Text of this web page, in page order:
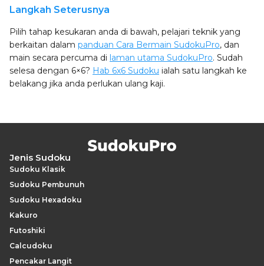
Langkah Seterusnya
Pilih tahap kesukaran anda di bawah, pelajari teknik yang
berkaitan dalam panduan Cara Bermain SudokuPro, dan
main secara percuma di laman utama SudokuPro. Sudah
selesa dengan 6×6? Hab 6x6 Sudoku ialah satu langkah ke
belakang jika anda perlukan ulang kaji.
Jenis Sudoku
Sudoku Klasik
Sudoku Pembunuh
Sudoku Hexadoku
Kakuro
Futoshiki
Calcudoku
Pencakar Langit